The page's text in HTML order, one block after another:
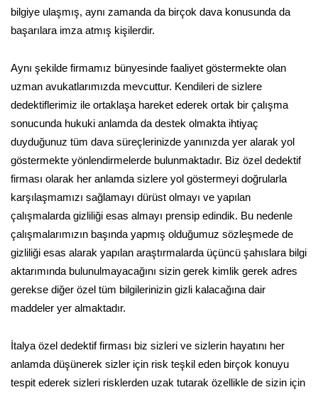
bilgiye ulaşmış, aynı zamanda da birçok dava konusunda da
başarılara imza atmış kişilerdir.
Aynı şekilde firmamız bünyesinde faaliyet göstermekte olan
uzman avukatlarımızda mevcuttur. Kendileri de sizlere
dedektiflerimiz ile ortaklaşa hareket ederek ortak bir çalışma
sonucunda hukuki anlamda da destek olmakta ihtiyaç
duyduğunuz tüm dava süreçlerinizde yanınızda yer alarak yol
göstermekte yönlendirmelerde bulunmaktadır. Biz özel dedektif
firması olarak her anlamda sizlere yol göstermeyi doğrularla
karşılaşmamızı sağlamayı dürüst olmayı ve yapılan
çalışmalarda gizliliği esas almayı prensip edindik. Bu nedenle
çalışmalarımızın başında yapmış olduğumuz sözleşmede de
gizliliği esas alarak yapılan araştırmalarda üçüncü şahıslara bilgi
aktarımında bulunulmayacağını sizin gerek kimlik gerek adres
gerekse diğer özel tüm bilgilerinizin gizli kalacağına dair
maddeler yer almaktadır.
İtalya özel dedektif firması biz sizleri ve sizlerin hayatını her
anlamda düşünerek sizler için risk teşkil eden birçok konuyu
tespit ederek sizleri risklerden uzak tutarak özellikle de sizin için